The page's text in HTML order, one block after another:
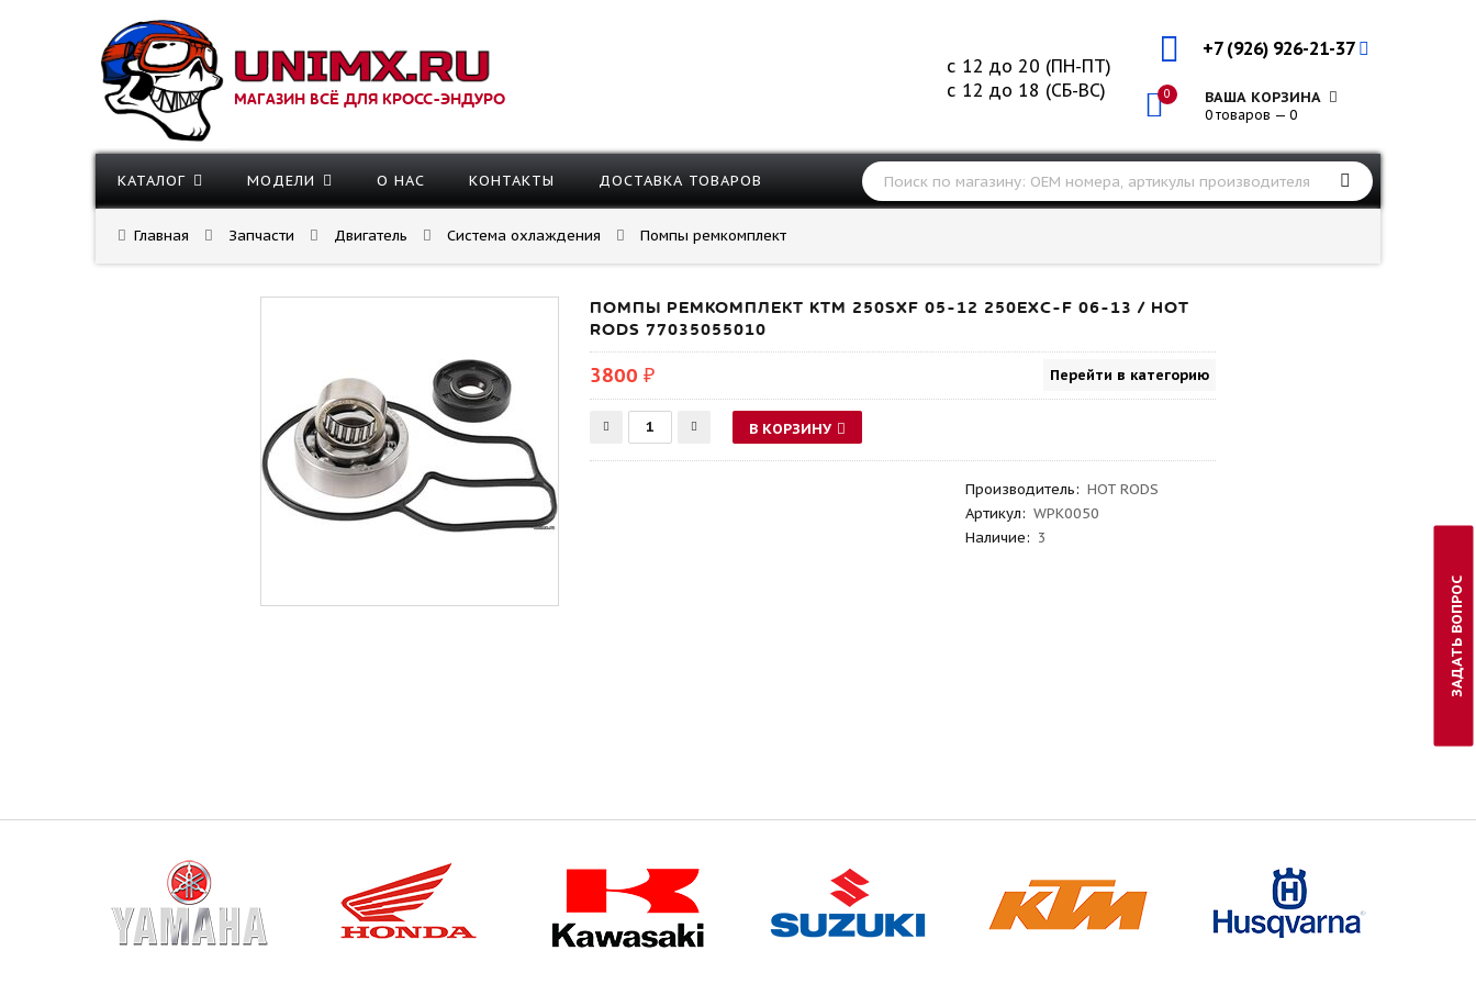
МАГАЗИН ВСЁ ДЛЯ КРОСС-ЭНДУРО
+7 (926) 926-21-37
0 ВАША КОРЗИНА
0 товаров — 0
с 12 до 20 (ПН-ПТ)
с 12 до 18 (СБ-ВС)
КАТАЛОГ МОДЕЛИ О НАС КОНТАКТЫ ДОСТАВКА ТОВАРОВ
Главная Запчасти Двигатель Система охлаждения Помпы ремкомплект
ПОМПЫ РЕМКОМПЛЕКТ KTM 250SXF 05-12 250EXC-F 06-13 / HOT
RODS 77035055010
3800 ₽ Перейти в категорию
В КОРЗИНУ
Производитель: HOT RODS
Артикул: WPK0050
Наличие: 3
ЗАДАТЬ ВОПРОС